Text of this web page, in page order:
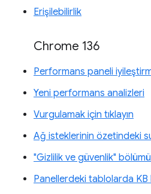
Erişilebilirlik
Chrome 136
Performans paneli
Yeni performans analizleri
Vurgulamak için tıklayın
Ağ isteklerinin özetindeki
"Gizlilik ve güvenlik"
Panellerdeki tablolarda